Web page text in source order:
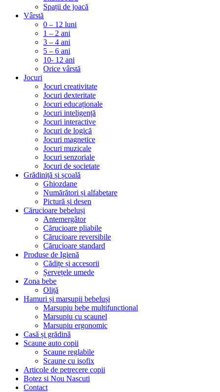
Spații de joacă
Vârstă
0 – 12 luni
1 – 2 ani
3 – 4 ani
5 – 6 ani
10- 12 ani
Orice vârstă
Jocuri
Jocuri creativitate
Jocuri dexteritate
Jocuri educaționale
Jocuri inteligență
Jocuri interactive
Jocuri de logică
Jocuri magnetice
Jocuri muzicale
Jocuri senzoriale
Jocuri de societate
Grădiniță și școală
Ghiozdane
Numărători și alfabetare
Pictură și desen
Cărucioare bebeluși
Antemergător
Cărucioare pliabile
Cărucioare reversibile
Cărucioare standard
Produse de Igienă
Cădițe și accesorii
Șervețele umede
Zona bebe
Oliță
Hamuri și marsupii bebeluși
Marsupiu bebe multifunctional
Marsupiu cu scaunel
Marsupiu ergonomic
Casă și grădină
Scaune auto copii
Scaune reglabile
Scaune cu isofix
Articole de petrecere copii
Botez si Nou Nascuti
Contact